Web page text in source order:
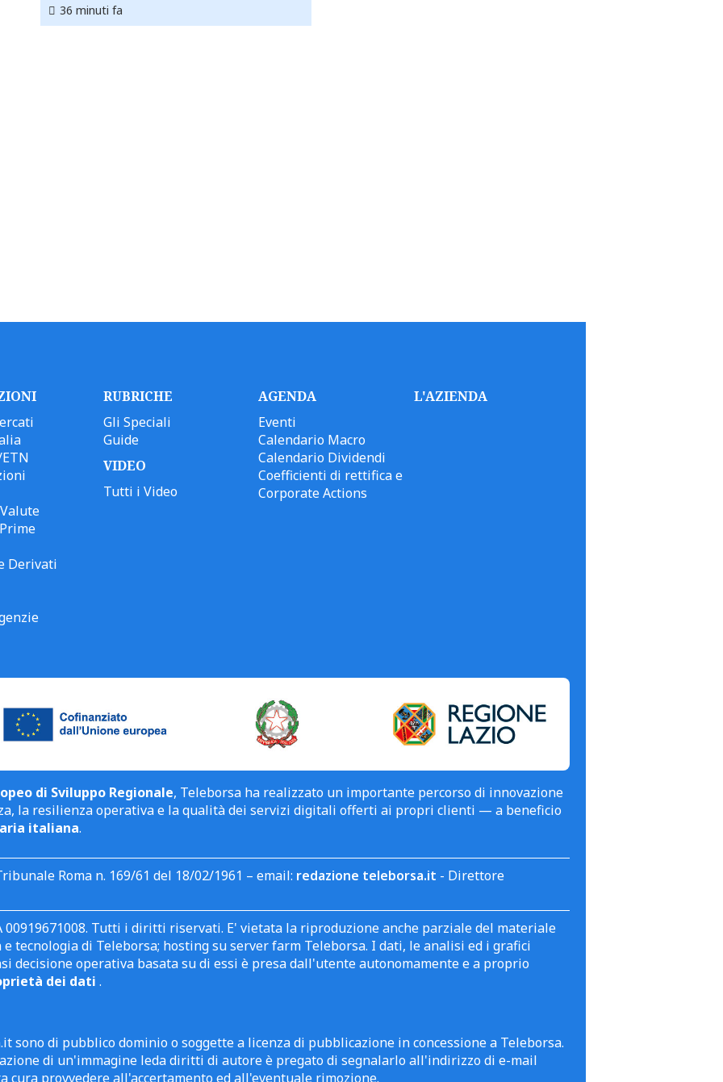
36 minuti fa
Derivati
RUBRICHE
Gli Speciali
Guide
VIDEO
Tutti i Video
AGENDA
Eventi
Calendario Macro
Calendario Dividendi
Coefficienti di rettifica e
Corporate Actions
L'AZIENDA
di Sviluppo Regionale, Teleborsa ha realizzato un importante percorso di innovazione
la resilienza operativa e la qualità dei servizi digitali offerti ai propri clienti — a beneficio
italiana.
Roma n. 169/61 del 18/02/1961 – email: redazione teleborsa.it - Direttore
00919671008. Tutti i diritti riservati. E' vietata la riproduzione anche parziale del materiale
tecnologia di Teleborsa; hosting su server farm Teleborsa. I dati, le analisi ed i grafici
decisione operativa basata su di essi è presa dall'utente autonomamente e a proprio
dei dati .
sono di pubblico dominio o soggette a licenza di pubblicazione in concessione a Teleborsa.
di un'immagine leda diritti di autore è pregato di segnalarlo all'indirizzo di e-mail
cura provvedere all'accertamento ed all'eventuale rimozione.